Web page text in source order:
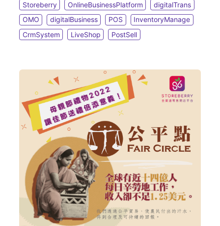
營運模式，以及示範社交媒體的最新營銷手法！
Storeberry OnlineBusinessPlatform
digitalTrans
OMO
digitalBusiness POS
InventoryManage
CrmSystem
LiveShop PostSell